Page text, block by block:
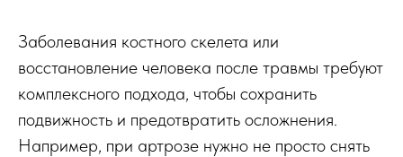
Заболевания костного скелета или
восстановление человека после травмы требуют
комплексного подхода, чтобы сохранить
подвижность и предотвратить осложнения.
Например, при артрозе нужно не просто снять